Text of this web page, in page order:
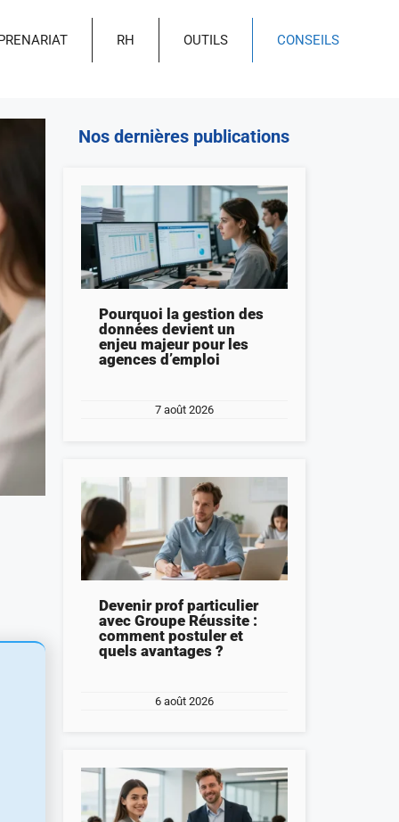
RH OUTILS CONSEILS
Nos dernières publications
Pourquoi la gestion des
données devient un
enjeu majeur pour les
agences d’emploi
7 août 2026
Devenir prof particulier
avec Groupe Réussite :
comment postuler et
quels avantages ?
6 août 2026